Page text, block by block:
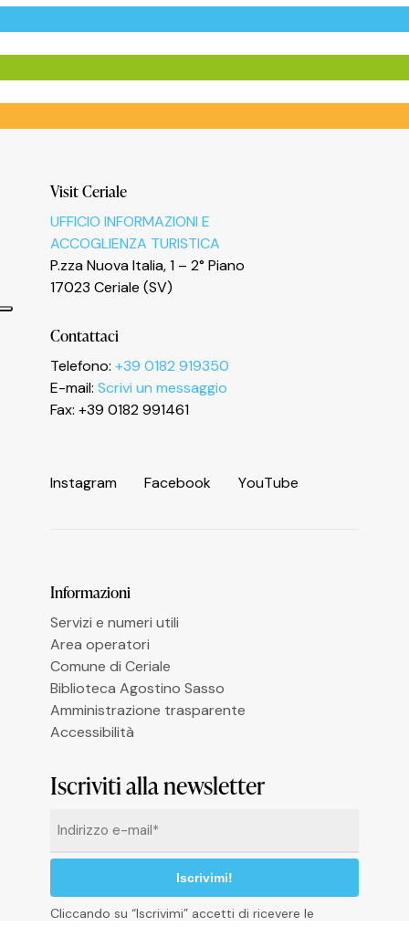
Visit Ceriale
UFFICIO INFORMAZIONI E
ACCOGLIENZA TURISTICA
P.zza Nuova Italia, 1 – 2° Piano
17023 Ceriale (SV)
Contattaci
Telefono: +39 0182 919350
E-mail: Scrivi un messaggio
Fax: +39 0182 991461
Instagram Facebook YouTube
Informazioni
Servizi e numeri utili
Area operatori
Comune di Ceriale
Biblioteca Agostino Sasso
Amministrazione trasparente
Accessibilità
Iscriviti alla newsletter
Cliccando su “Iscrivimi” accetti di ricevere le